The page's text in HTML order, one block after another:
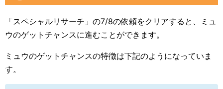
「スペシャルリサーチ」の7/8の依頼をクリアすると、ミュ
ウのゲットチャンスに進むことができます。
ミュウのゲットチャンスの特徴は下記のようになっていま
す。